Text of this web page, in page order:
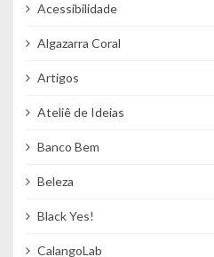
Acessibilidade
Algazarra Coral
Artigos
Ateliê de Ideias
Banco Bem
Beleza
Black Yes!
CalangoLab